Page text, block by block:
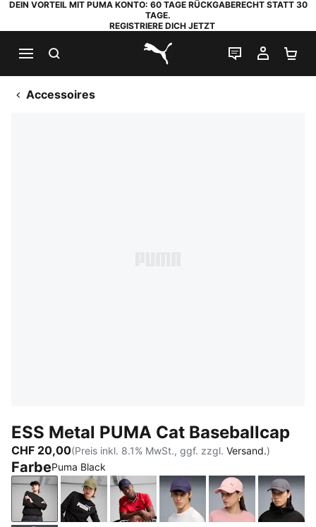
DEIN VORTEIL MIT PUMA KONTO: 60 TAGE RÜCKGABERECHT STATT 30
TAGE.
REGISTRIERE DICH JETZT
PUMA.com
LIVE-CHAT
MEIN
Accessoires
ESS Metal PUMA Cat Baseballcap
CHF 20,00(Preis inkl. 8.1% MwSt., ggf. zzgl. Versand.)
FarbePuma Black
Puma BlackPUMA OlivePUMA NavyDeep PlumRosy Outlook